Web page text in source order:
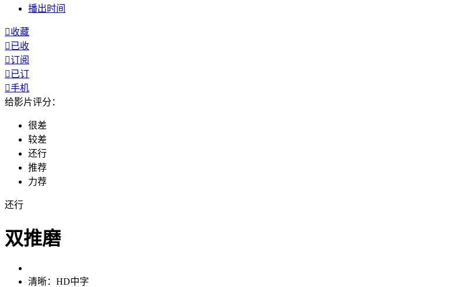
播出时间
收藏
已收
订阅
已订
手机
给影片评分：
很差
较差
还行
推荐
力荐
还行
双推磨
清晰： HD中字